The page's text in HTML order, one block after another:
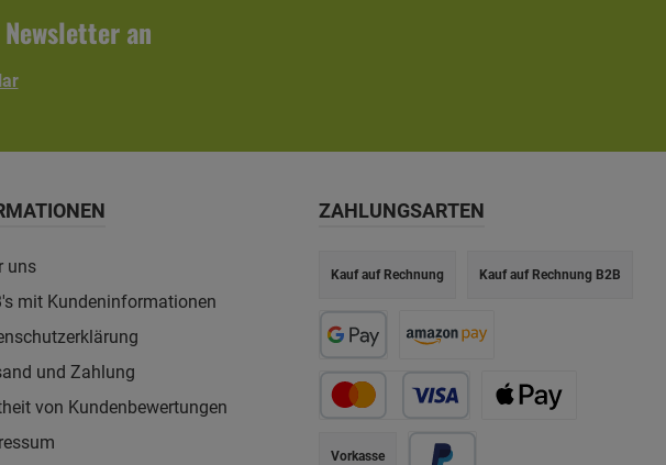
an
uns
mit Kundeninformationen
und Zahlung
von Kundenbewertungen
ZAHLUNGSARTEN
Vorkasse
Kauf auf Rechnung Kauf auf Rechnung B2B